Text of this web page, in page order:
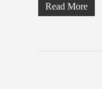
Read More